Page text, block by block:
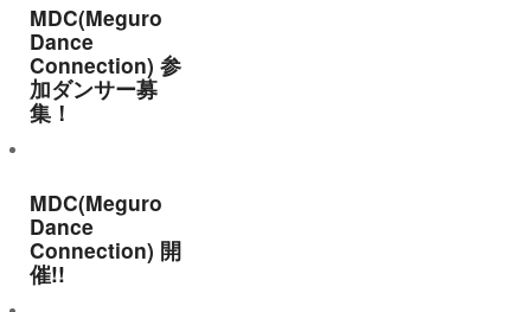
MDC(Meguro
Dance
Connection) 参
加ダンサー募
集！
MDC(Meguro
Dance
Connection) 開
催!!